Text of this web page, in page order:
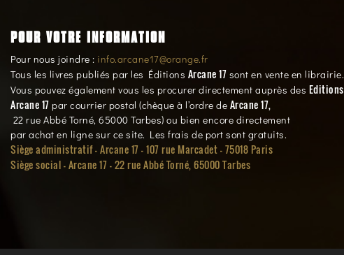
POUR VOTRE INFORMATION
Pour nous joindre : info.arcane17@orange.fr
Tous les livres publiés par les Éditions Arcane 17 sont en vente en librairie.
Vous pouvez également vous les procurer directement auprès des Editions
Arcane 17 par courrier postal (chèque à l’ordre de Arcane 17,
22 rue Abbé Torné, 65000 Tarbes) ou bien encore directement
par achat en ligne sur ce site. Les frais de port sont gratuits.
Siège administratif - Arcane 17 - 107 rue Marcadet - 75018 Paris
Siège social -Arcane 17 - 22 rue Abbé Torné, 65000 Tarbes